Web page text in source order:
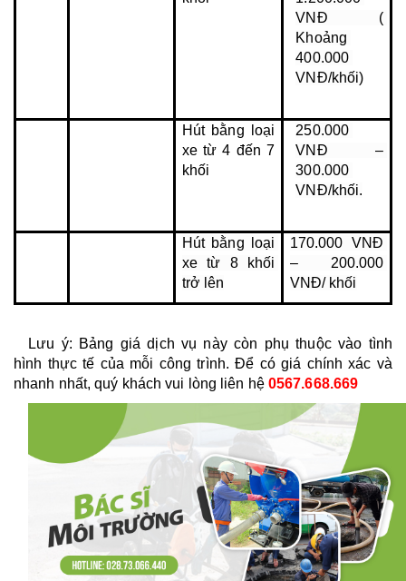
VNĐ (
Khoảng
400.000
VNĐ/khối)
Hút bằng loại
xe từ 4 đến 7
khối
250.000
VNĐ –
300.000
VNĐ/khối.
Hút bằng loại
xe từ 8 khối
trở lên
170.000 VNĐ
– 200.000
VNĐ/ khối
Lưu ý: Bảng giá dịch vụ này còn phụ thuộc vào tình
hình thực tế của mỗi công trình. Để có giá chính xác và
nhanh nhất, quý khách vui lòng liên hệ 0567.668.669